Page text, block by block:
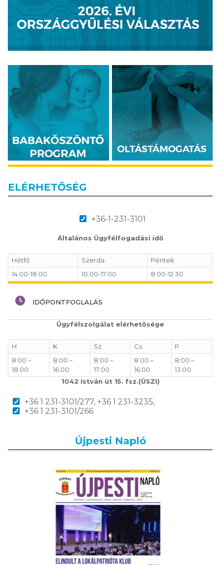
ELÉRHETŐSÉG
+36-1-231-3101
Általános Ügyfélfogadási idő
Hétfő Szerda
Péntek
14:00-18:00
10:00-17:00 8:00-12:30
IDŐPONTFOGLALÁS
Ügyfélszolgálat elérhetősége
H K Sz Cs
P
8:00 –
18:00
8:00 –
16:00
8:00 –
17:00
8:00 –
16:00
8:00 –
13:00
1042 István út 15. fsz.(ÜSZI)
+36 1 231-3101/277, +36 1 231-3235,
+36 1 231-3101/266
Újpesti Napló